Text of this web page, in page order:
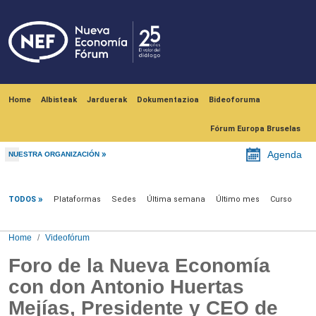
Home Albisteak Jarduerak Dokumentazioa Bideoforuma
Fórum Europa Bruselas
NUESTRA ORGANIZACIÓN Agenda
TODOS Plataformas Sedes Última semana Último mes Curso
Home Videofórum
Foro de la Nueva Economía
con don Antonio Huertas
Mejías, Presidente y CEO de